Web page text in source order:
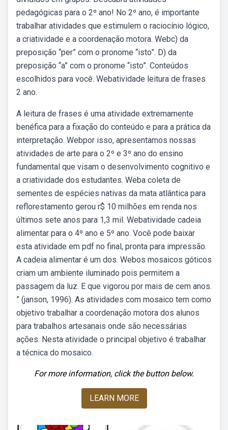
pedagógicas para o 2º ano! No 2º ano, é importante
trabalhar atividades que estimulem o raciocínio lógico,
a criatividade e a coordenação motora. Webc) da
preposição “per” com o pronome “isto”. D) da
preposição “a” com o pronome “isto”. Conteúdos
escolhidos para você. Webatividade leitura de frases
2 ano.
A leitura de frases é uma atividade extremamente
benéfica para a fixação do conteúdo e para a prática da
interpretação. Webpor isso, apresentamos nossas
atividades de arte para o 2º e 3º ano do ensino
fundamental que visam o desenvolvimento cognitivo e
a criatividade dos estudantes. Weba coleta de
sementes de espécies nativas da mata atlântica para
reflorestamento gerou r$ 10 milhões em renda nos
últimos sete anos para 1,3 mil. Webatividade cadeia
alimentar para o 4º ano e 5º ano. Você pode baixar
esta atividade em pdf no final, pronta para impressão.
A cadeia alimentar é um dos. Webos mosaicos góticos
criam um ambiente iluminado pois permitem a
passagem da luz. E que vigorou por mais de cem anos.
” (janson, 1996). As atividades com mosaico tem como
objetivo trabalhar a coordenação motora dos alunos
para trabalhos artesanais onde são necessárias
ações. Nesta atividade o principal objetivo é trabalhar
a técnica do mosaico.
For more information, click the button below.
LEARN MORE